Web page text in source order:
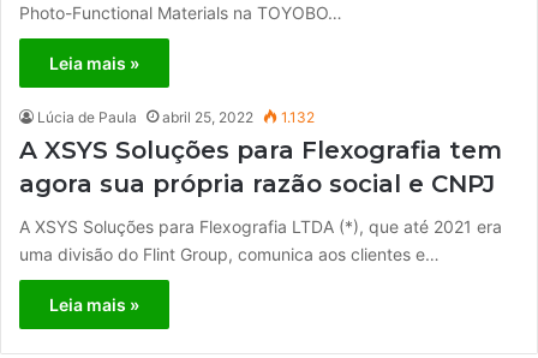
Photo-Functional Materials na TOYOBO…
Leia mais »
Lúcia de Paula abril 25, 2022 1.132
A XSYS Soluções para Flexografia tem
agora sua própria razão social e CNPJ
A XSYS Soluções para Flexografia LTDA (*), que até 2021 era
uma divisão do Flint Group, comunica aos clientes e…
Leia mais »